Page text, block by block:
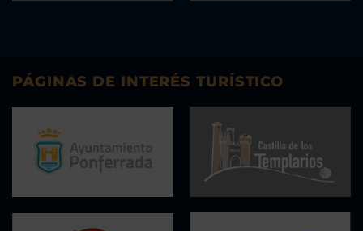
PÁGINAS DE INTERÉS TURÍSTICO